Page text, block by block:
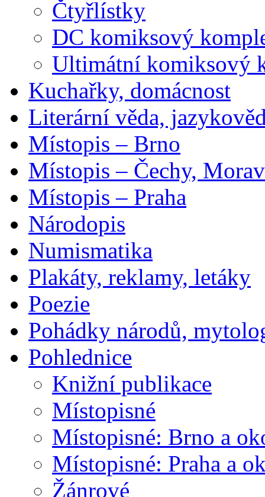
Čtyřlístky
DC komiksový
Ultimátní komiksový
Kuchařky, domácnost
Literární věda,
Místopis – Brno
Místopis – Čechy,
Místopis – Praha
Národopis
Numismatika
Plakáty, reklamy, letáky
Poezie
Pohádky národů,
Pohlednice
Knižní publikace
Místopisné
Místopisné: Brno a
Místopisné: Praha a
Žánrové